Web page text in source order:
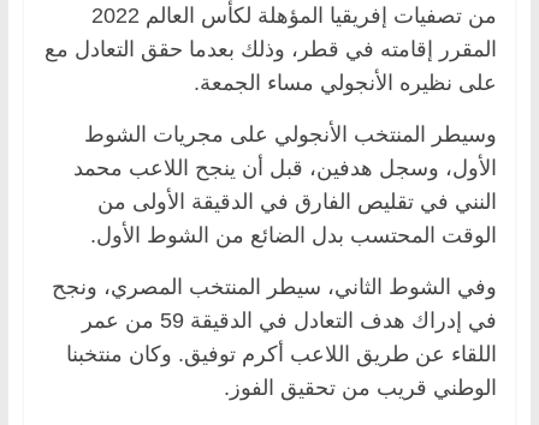
من تصفيات إفريقيا المؤهلة لكأس العالم 2022
المقرر إقامته في قطر، وذلك بعدما حقق التعادل مع
على نظيره الأنجولي مساء الجمعة.
وسيطر المنتخب الأنجولي على مجريات الشوط
الأول، وسجل هدفين، قبل أن ينجح اللاعب محمد
النني في تقليص الفارق في الدقيقة الأولى من
الوقت المحتسب بدل الضائع من الشوط الأول.
وفي الشوط الثاني، سيطر المنتخب المصري، ونجح
في إدراك هدف التعادل في الدقيقة 59 من عمر
اللقاء عن طريق اللاعب أكرم توفيق. وكان منتخبنا
الوطني قريب من تحقيق الفوز.